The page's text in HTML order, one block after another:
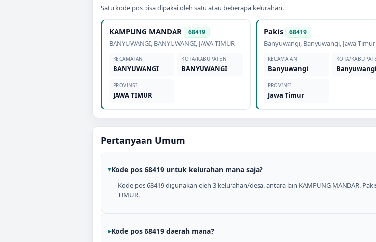
Satu kode pos bisa dipakai oleh satu atau beberapa kelurahan.
KAMPUNG MANDAR 68419
BANYUWANGI, BANYUWANGI, JAWA TIMUR
KECAMATAN
BANYUWANGI
KOTA/KABUPATEN
BANYUWANGI
PROVINSI
JAWA TIMUR
Pakis 68419
Banyuwangi, Banyuwangi, Jawa Timur
KECAMATAN
Banyuwangi
KOTA/
Banyuwangi
PROVINSI
Jawa Timur
Pertanyaan Umum
Kode pos 68419 untuk kelurahan mana saja?
Kode pos 68419 digunakan oleh 3 kelurahan/desa, antara lain KAMPUNG MANDAR,
TIMUR.
Kode pos 68419 daerah mana?